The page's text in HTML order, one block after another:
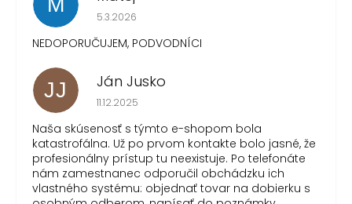
Hodnotenie obchodu je 1 z 5 hviezdičiek.
5.3.2026
NEDOPORUČUJEM, PODVODNÍCI
JJ Ján Jusko
Hodnotenie obchodu je 1 z 5 hviezdičiek.
11.12.2025
Naša skúsenosť s týmto e-shopom bola
katastrofálna. Už po prvom kontakte bolo jasné, že
profesionálny prístup tu neexistuje. Po telefonáte
nám zamestnanec odporučil obchádzku ich
vlastného systému: objednať tovar na dobierku s